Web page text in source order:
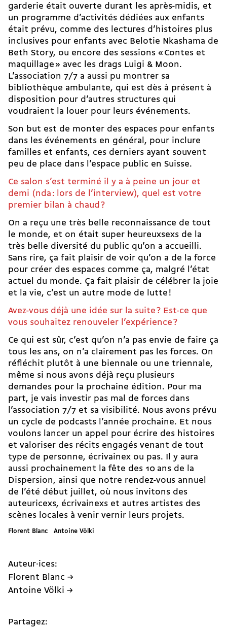
garderie était ouverte durant les après-midis, et
un programme d’activités dédiées aux enfants
était prévu, comme des lectures d’histoires plus
inclusives pour enfants avec Belotie Nkashama de
Beth Story, ou encore des sessions « Contes et
maquillage » avec les drags Luigi & Moon.
L’association 7/7 a aussi pu montrer sa
bibliothèque ambulante, qui est dès à présent à
disposition pour d’autres structures qui
voudraient la louer pour leurs événements.
Son but est de monter des espaces pour enfants
dans les événements en général, pour inclure
familles et enfants, ces derniers ayant souvent
peu de place dans l’espace public en Suisse.
Ce salon s’est terminé il y a à peine un jour et
demi (nda : lors de l’interview), quel est votre
premier bilan à chaud ?
On a reçu une très belle reconnaissance de tout
le monde, et on était super heureuxsexs de la
très belle diversité du public qu’on a accueilli.
Sans rire, ça fait plaisir de voir qu’on a de la force
pour créer des espaces comme ça, malgré l’état
actuel du monde. Ça fait plaisir de célébrer la joie
et la vie, c’est un autre mode de lutte !
Avez-vous déjà une idée sur la suite ? Est-ce que
vous souhaitez renouveler l’expérience ?
Ce qui est sûr, c’est qu’on n’a pas envie de faire ça
tous les ans, on n’a clairement pas les forces. On
réfléchit plutôt à une biennale ou une triennale,
même si nous avons déjà reçu plusieurs
demandes pour la prochaine édition. Pour ma
part, je vais investir pas mal de forces dans
l’association 7/7 et sa visibilité. Nous avons prévu
un cycle de podcasts l’année prochaine. Et nous
voulons lancer un appel pour écrire des histoires
et valoriser des récits engagés venant de tout
type de personne, écrivainex ou pas. Il y aura
aussi prochainement la fête des 10 ans de la
Dispersion, ainsi que notre rendez-vous annuel
de l’été début juillet, où nous invitons des
auteuricexs, écrivainexs et autres artistes des
scènes locales à venir vernir leurs projets.
Florent Blanc Antoine Völki
Auteur·ices:
Florent Blanc →
Antoine Völki →
Partagez: